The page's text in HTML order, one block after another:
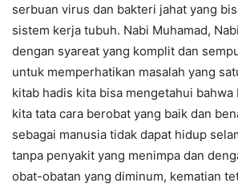
serbuan virus dan bakteri jahat yang
sistem kerja tubuh. Nabi Muhamad,
dengan syareat yang komplit dan
untuk memperhatikan masalah yang
kitab hadis kita bisa mengetahui bahwa
kita tata cara berobat yang baik dan
sebagai manusia tidak dapat hidup
tanpa penyakit yang menimpa dan
obat-obatan yang diminum, kematian